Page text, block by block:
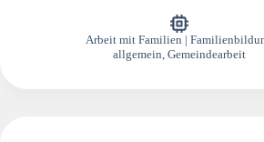
Arbeit mit Familien |
allgemein ,Gemeindearbeit